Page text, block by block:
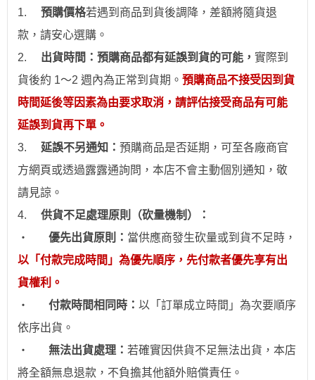
1.
預購價格若遇到 商品到貨後調降，差額將隨貨退
款，請安心選購。
2.
出貨時間：預購商品都有延誤到貨的可能， 實際到
貨後約 1～2 週內為正常到貨期。 預購商品不接受因到貨
時間延後等因素為由要求取消，請評估接受商品有可能
延誤到貨再下單。
3.
延誤不另通知： 預購商品是否延期，可至各廠商官
方網頁或透過露露通詢問，本店不會主動個別通知 ，敬
請見諒。
4.
供貨不足處理原則（砍量機制）：
‧
優先出貨原則： 當供應商發生砍量或到貨不足時，
以「付款完成時間」為優先順序，先付款者優先享有出
貨權利。
‧
付款時間相同時： 以「訂單成立時間」為次要順序
依序出貨。
‧
無法出貨處理： 若確實因供貨不足無法出貨，本店
將全額無息退款，不負擔其他額外賠償責任。